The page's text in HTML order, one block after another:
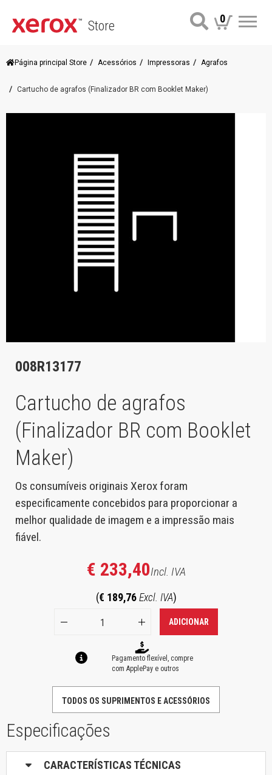
Store 0
Página principal Store Acessórios Impressoras Agrafos
Cartucho de agrafos (Finalizador BR com Booklet Maker)
008R13177
Cartucho de agrafos
(Finalizador BR com Booklet
Maker)
Os consumíveis originais Xerox foram
especificamente concebidos para proporcionar a
melhor qualidade de imagem e a impressão mais
fiável.
€ 233,40Incl. IVA
(€ 189,76 Excl. IVA)
ADICIONAR
Pagamento flexível, compre
com ApplePay e outros
TODOS OS SUPRIMENTOS E ACESSÓRIOS
Especificações
CARACTERÍSTICAS TÉCNICAS